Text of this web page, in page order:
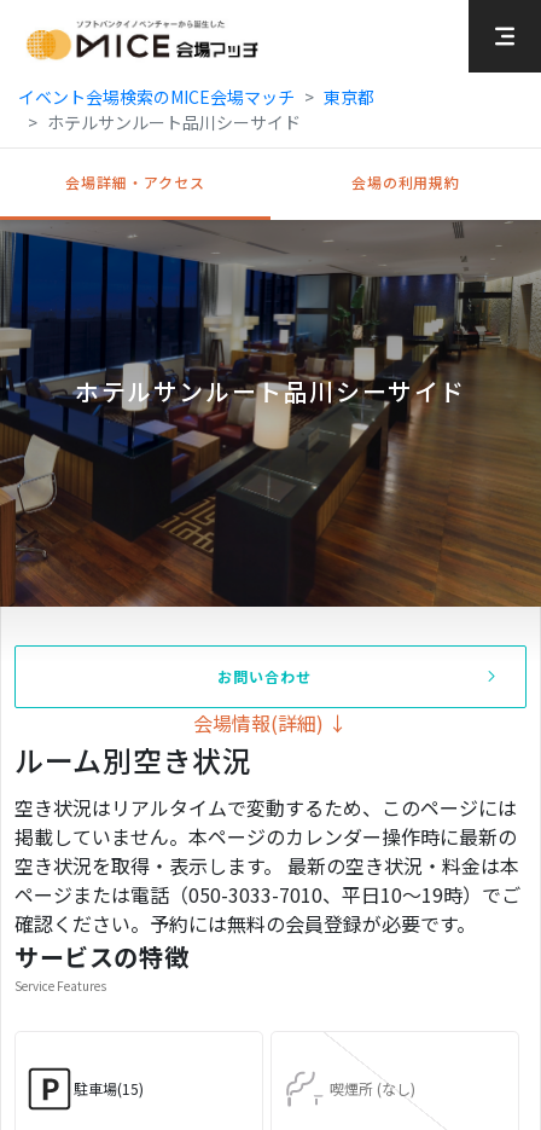
イベント会場検索のMICE会場マッチ
東京都
ホテルサンルート品川シーサイド
会場詳細・アクセス 会場の利用規約
ホテルサンルート品川シーサイド
お問い合わせ
会場情報(詳細) ↓
ルーム別空き状況
空き状況はリアルタイムで変動するため、このページには
掲載していません。本ページのカレンダー操作時に最新の
空き状況を取得・表示します。 最新の空き状況・料金は本
ページまたは電話（050-3033-7010、平日10〜19時）でご
確認ください。予約には無料の会員登録が必要です。
サービスの特徴
Service Features
駐車場(15) 喫煙所 (なし)